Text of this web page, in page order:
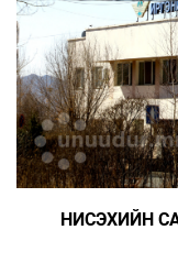
НИСЭХИЙН